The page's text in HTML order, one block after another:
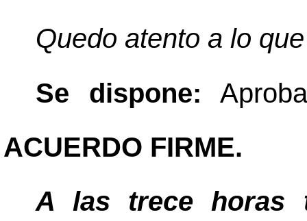
Quedo atento a lo
Se dispone:
ACUERDO FIRME.
A las trece horas